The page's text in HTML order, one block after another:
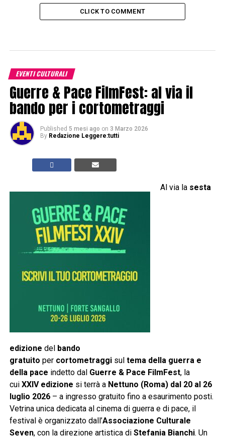
CLICK TO COMMENT
EVENTI CULTURALI
Guerre & Pace FilmFest: al via il
bando per i cortometraggi
Published 5 mesi ago on 3 Marzo 2026
By Redazione Leggere:tutti
Al via la sesta
edizione del bando
gratuito per cortometraggisul tema della guerra e
della pace indetto dal Guerre & Pace FilmFest, la
cui XXIV edizione si terrà a Nettuno (Roma) dal 20 al 26
luglio 2026– a ingresso gratuito fino a esaurimento posti.
Vetrina unica dedicata al cinema di guerra e di pace, il
festival è organizzato dall’Associazione Culturale
Seven, con la direzione artistica di Stefania Bianchi. Un